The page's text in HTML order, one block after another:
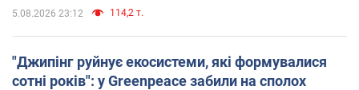
5.08.2026 23:12 114,2 т.
"Джипінг руйнує екосистеми, які формувалися
сотні років": у Greenpeace забили на сполох